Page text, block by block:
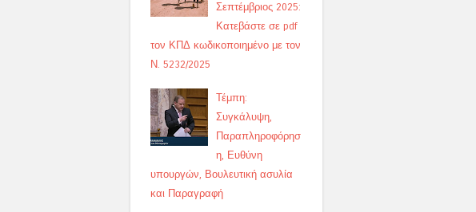
Σεπτέμβριος 2025:
Κατεβάστε σε pdf
τον ΚΠΔ κωδικοποιημένο με τον
Ν. 5232/2025
Τέμπη:
Συγκάλυψη,
Παραπληροφόρησ
η, Ευθύνη
υπουργών, Βουλευτική ασυλία
και Παραγραφή